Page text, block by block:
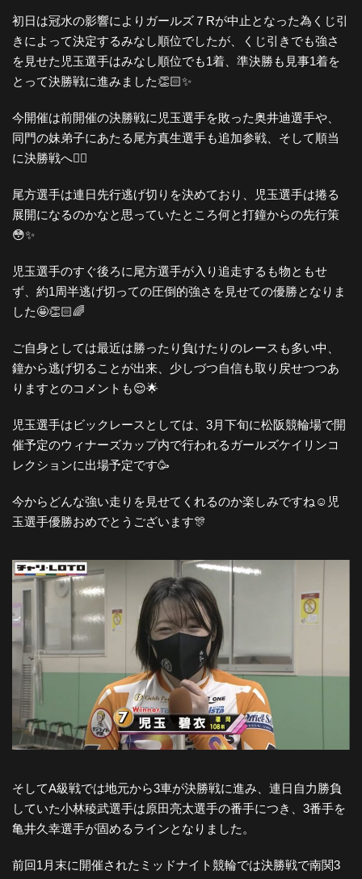
初日は冠水の影響によりガールズ７Rが中止となった為くじ引
きによって決定するみなし順位でしたが、くじ引きでも強さ
を見せた児玉選手はみなし順位でも1着、準決勝も見事1着を
とって決勝戦に進みました👏🏻✨
今開催は前開催の決勝戦に児玉選手を敗った奥井迪選手や、
同門の妹弟子にあたる尾方真生選手も追加参戦、そして順当
に決勝戦へ🚴‍♀️
尾方選手は連日先行逃げ切りを決めており、児玉選手は捲る
展開になるのかなと思っていたところ何と打鐘からの先行策
😳✨
児玉選手のすぐ後ろに尾方選手が入り追走するも物ともせ
ず、約1周半逃げ切っての圧倒的強さを見せての優勝となりま
した🤩👏🏻🌈
ご自身としては最近は勝ったり負けたりのレースも多い中、
鐘から逃げ切ることが出来、少しづつ自信も取り戻せつつあ
りますとのコメントも😌🌟
児玉選手はビックレースとしては、3月下旬に松阪競輪場で開
催予定のウィナーズカップ内で行われるガールズケイリンコ
レクションに出場予定です🥳
今からどんな強い走りを見せてくれるのか楽しみですね☺️児
玉選手優勝おめでとうございます🎊
そしてA級戦では地元から3車が決勝戦に進み、連日自力勝負
していた小林稜武選手は原田亮太選手の番手につき、3番手を
亀井久幸選手が固めるラインとなりました。
前回1月末に開催されたミッドナイト競輪では決勝戦で南関3